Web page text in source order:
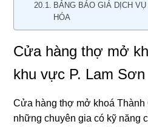
BẢNG BÁO GIÁ DỊCH
HÓA
Cửa hàng thợ mở
khu vực P. Lam Sơn
Cửa hàng thợ mở khoá
những chuyên gia có kỹ năng